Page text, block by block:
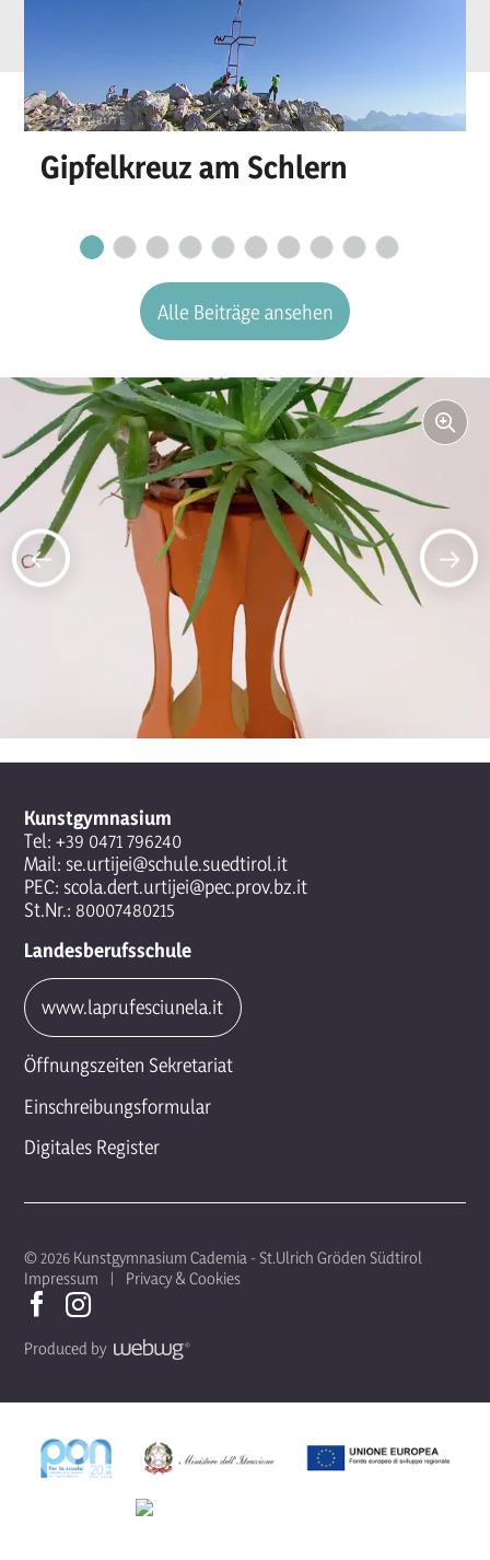
Gipfelkreuz am Schlern
Alle Beiträge ansehen
Kunstgymnasium
Tel: +39 0471 796240
Mail: se.urtijei@schule.suedtirol.it
PEC: scola.dert.urtijei@pec.prov.bz.it
St.Nr.: 80007480215
Landesberufsschule
www.laprufesciunela.it
Öffnungszeiten Sekretariat
Einschreibungsformular
Digitales Register
© 2026 Kunstgymnasium Cademia - St.Ulrich Gröden Südtirol
Impressum
Privacy & Cookies
Produced by